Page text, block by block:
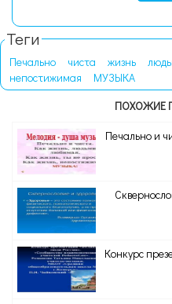
Теги
Печально чиста жизнь
непостижимая
МУЗЫКА
ПОХОЖИЕ
Печально и
Конкурс